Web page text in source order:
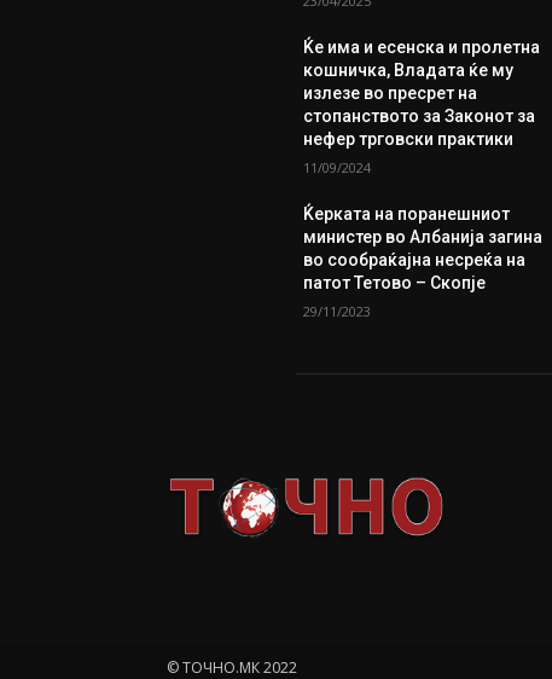
Ќе има и есенска и пролетна
кошничка, Владата ќе му
излезе во пресрет на
стопанството за Законот за
нефер трговски практики
11/09/2024
Ќерката на поранешниот
министер во Албанија загина
во сообраќајна несреќа на
патот Тетово – Скопје
29/11/2023
© ТОЧНО.МК 2022